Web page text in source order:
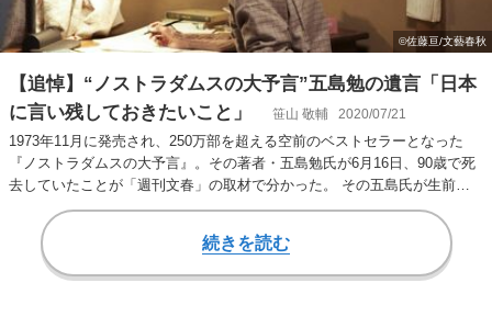
【追悼】“ノストラダムスの大予言”五島勉の遺言「日本
に言い残しておきたいこと」
笹山 敬輔 2020/07/21
1973年11月に発売され、250万部を超える空前のベストセラーとなった
『ノストラダムスの大予言』。その著者・五島勉氏が6月16日、90歳で死
去していたことが「週刊文春」の取材で分かった。 その五島氏が生前に
応じて…
続きを読む